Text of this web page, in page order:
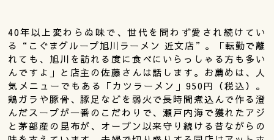
40年以上変わらぬ味で、世代を問わず愛され続けてい
る“こぐまグループ旭川ラーメン 近文店”。「転勤で離
れても、旭川を訪れる度に食べにいらっしゃる方も多い
んですよ」と店主の佐藤さんは話します。お薦めは、人
気メニューでもある「カツラーメン」950円（税込）。
鶏ガラや豚骨、豚足などを弱火で長時間煮込んで作る澄
んだスープが一番のこだわりで、瀬戸内海で獲れたアジ
と茅部産の昆布が、オープン以来守り続ける昔ながらの